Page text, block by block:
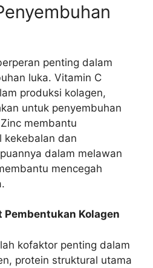
penting dalam
luka. Vitamin C
produksi kolagen,
untuk penyembuhan
membantu
kekebalan dan
dalam melawan
mencegah
Pembentukan Kolagen
kofaktor penting dalam
protein struktural utama